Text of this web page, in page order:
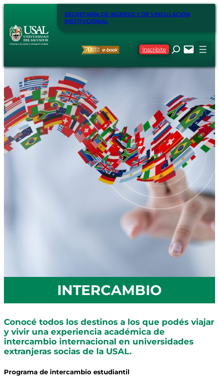
SECRETARÍA DE INGRESO Y DE VINCULACIÓN
INSTITUCIONAL
Inscribite
INTERCAMBIO
Conocé todos los destinos a los que podés viajar
y vivir una experiencia académica de
intercambio internacional en universidades
extranjeras socias de la USAL.
Programa de intercambio estudiantil